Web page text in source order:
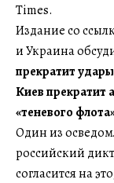
Times.
Издание со
и Украина
прекратит
Киев прекратит
«теневого
Один из
российский
согласится на